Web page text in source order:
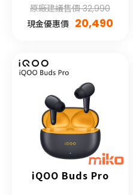
原廠建議售價 32,990
現金優惠價 20,490
iQOO Buds Pro